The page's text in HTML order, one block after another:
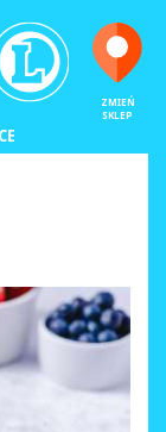
ZMIEŃ
SKLEP